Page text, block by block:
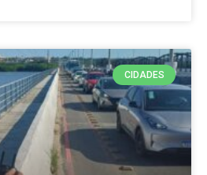
CIDADES